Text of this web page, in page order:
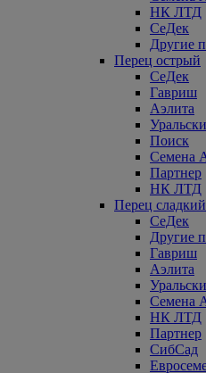
НК ЛТД
СеДек
Другие
Перец острый
СеДек
Гавриш
Аэлита
Поиск
Семена
Партнер
НК ЛТД
Перец сладкий
СеДек
Другие
Гавриш
Аэлита
Семена
НК ЛТД
Партнер
СибСад